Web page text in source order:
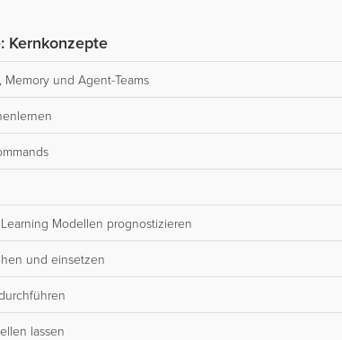
Kernkonzepte
und Agent-Teams
Modellen prognostizieren
und einsetzen
lassen